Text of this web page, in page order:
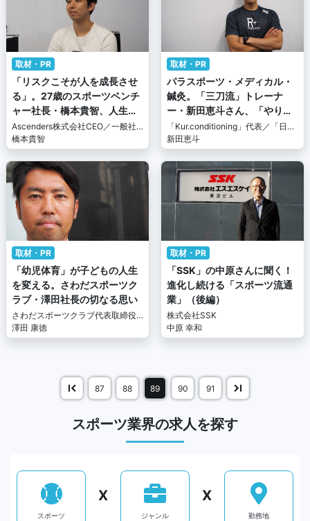
取材・PR
「リスクこそが人を成長させ
る」。27歳のスポーツベンチ
ャー社長・橋本貴智、人生の
信念（前編）
Ascenders株式会社CEO／一般社
団法人JapanSportsHub 代表理事
橋本貴智
取材・PR
パラスポーツ・メディカル・
鍼灸。「三刀流」トレーナ
ー・新田恵斗さん、「やりが
いは人が変わる瞬間」
「Kur.conditioning」代表／「日本
車いすラグビー連盟」メディカル
部会強化トレーナー／「ウェルネ
スジム山王」ケアスタッフ
新田恵斗
取材・PR
「幼児体育」が子どもの人生
を変える。さわだスポーツク
ラブ・澤田社長の切なる思い
さわだスポーツクラブ代表取締役
社長
澤田 康徳
取材・PR
「SSK」の中原さんに聞く！
進化し続ける「スポーツ流通
業」（後編）
株式会社SSK
中原 幸和
87 88 89 90 91
スポーツ業界の求人を探す
スポーツ
X
ジャンル
X
勤務地